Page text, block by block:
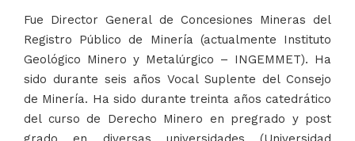
Fue Director General de Concesiones Mineras del
Registro Público de Minería (actualmente Instituto
Geológico Minero y Metalúrgico – INGEMMET). Ha
sido durante seis años Vocal Suplente del Consejo
de Minería. Ha sido durante treinta años catedrático
del curso de Derecho Minero en pregrado y post